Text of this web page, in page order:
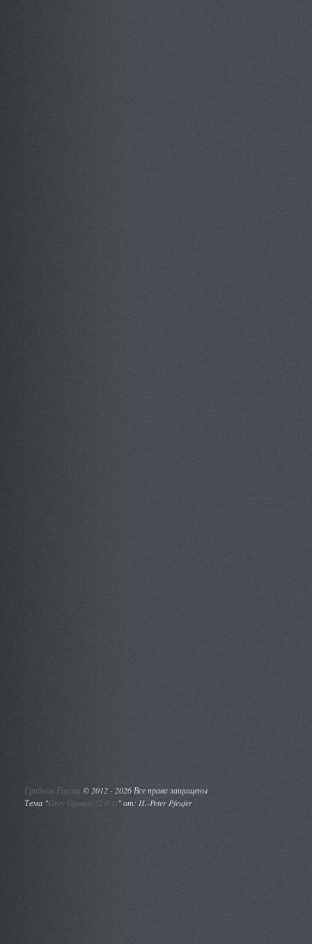
Грибник России ©2012 - 2026 Все права защищены
Тема "Grey Opaque (2.0.1)" от: H.-Peter Pfeufer